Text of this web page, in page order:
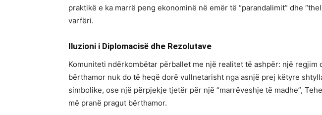
praktikë e ka marrë peng ekonominë në emër të “parandalimit” dhe
varfëri.
Iluzioni i Diplomacisë dhe Rezolutave
Komuniteti ndërkombëtar përballet me një realitet të ashpër: një
bërthamor nuk do të heqë dorë vullnetarisht nga asnjë prej këtyre
simbolike, ose një përpjekje tjetër për një “marrëveshje të madhe”,
më pranë pragut bërthamor.